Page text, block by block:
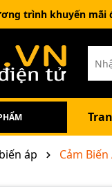
trình khuyến mãi
áp Cảm